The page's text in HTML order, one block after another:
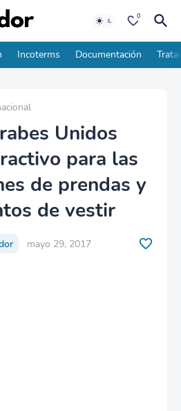
0
Incoterms Documentación
Unidos
para las
de prendas y
de vestir
mayo 29, 2017